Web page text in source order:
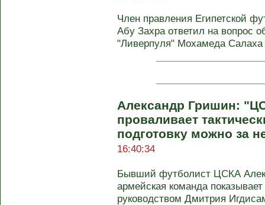
Член правления Египетской
Абу Захра ответил на вопрос
"Ливерпуля" Мохамеда
Александр Гришин:
проваливает
подготовку можно за
16:40:34
Бывший футболист ЦСКА
армейская команда
руководством Дмитрия